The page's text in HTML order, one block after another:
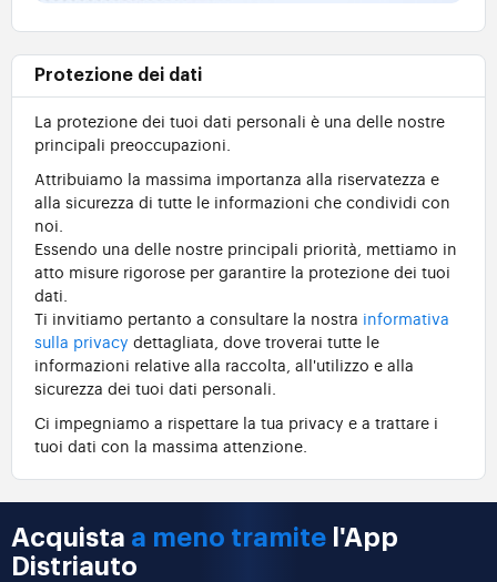
Protezione dei dati
La protezione dei tuoi dati personali è una delle nostre
principali preoccupazioni.
Attribuiamo la massima importanza alla riservatezza e
alla sicurezza di tutte le informazioni che condividi con
noi.
Essendo una delle nostre principali priorità, mettiamo in
atto misure rigorose per garantire la protezione dei tuoi
dati.
Ti invitiamo pertanto a consultare la nostra informativa
sulla privacy dettagliata, dove troverai tutte le
informazioni relative alla raccolta, all'utilizzo e alla
sicurezza dei tuoi dati personali.
Ci impegniamo a rispettare la tua privacy e a trattare i
tuoi dati con la massima attenzione.
Acquista a meno tramite l'App
Distriauto